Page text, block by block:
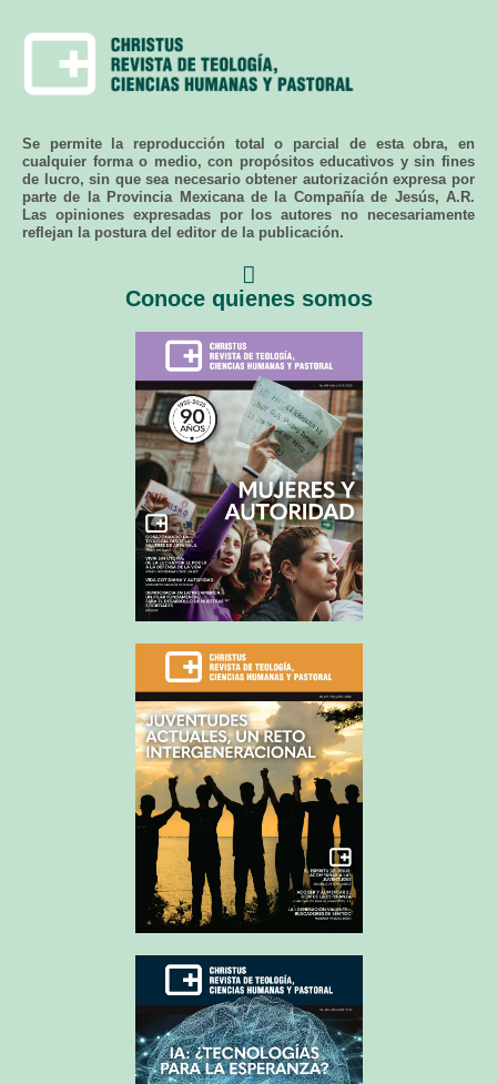
Se permite la reproducción total o parcial de esta obra, en
cualquier forma o medio, con propósitos educativos y sin fines
de lucro, sin que sea necesario obtener autorización expresa por
parte de la Provincia Mexicana de la Compañía de Jesús, A.R.
Las opiniones expresadas por los autores no necesariamente
reflejan la postura del editor de la publicación.
Conoce quienes somos